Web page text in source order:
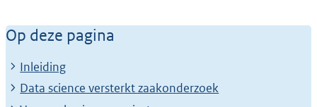
Van droge data naar
praktische tools: data
scientists steeds
Op deze pagina
Inleiding
Data science versterkt zaakonderzoek